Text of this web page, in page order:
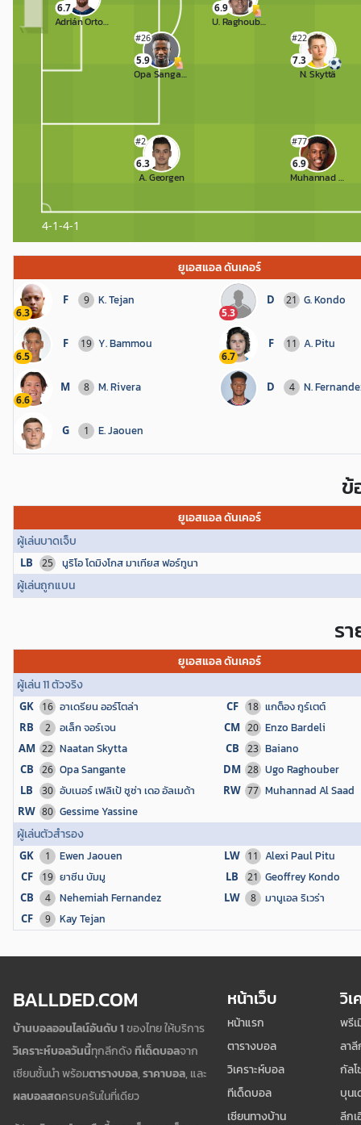
4-1-4-1
Adrián Ortolá
6.7
A. Georgen
#2
6.3
Opa Sanganté
#26
5.9
U. Raghouber
6.9
Muhannad Al Saad
#77
6.9
N. Skyttä
#22
7.3
ยูเอสแอล ดันเคอร์
6.3
F 9 K. Tejan
5.3
D 21 G. Kondo
6.5
F 19 Y. Bammou
6.7
F 11 A. Pitu
6.6
M 8 M. Rivera D 4 N.
G 1 E. Jaouen
ข้
ยูเอสแอล ดันเคอร์
ผู้เล่นบาดเจ็บ
LB 25 นูริโอ โดมิงโกส มาเทียส ฟอร์ทูนา
ผู้เล่นถูกแบน
ร
ยูเอสแอล ดันเคอร์
ผู้เล่น 11 ตัวจริง
GK 16 อาเดรียน ออร์โตล่า CF 18 แกต็อง กูร์เตต์
RB 2 อเล็ก จอร์เจน CM 20 Enzo Bardeli
AM 22 Naatan Skytta CB 23 Baiano
CB 26 Opa Sangante DM 28 Ugo Raghouber
LB 30 อับเนอร์ เฟลิเป้ ซูซ่า เดอ อัลเมด้า RW 77 Muhannad Al Saad
RW 80 Gessime Yassine
ผู้เล่นตัวสำรอง
GK 1 Ewen Jaouen LW 11 Alexi Paul Pitu
CF 19 ยาซีน บัมมู LB 21 Geoffrey Kondo
CB 4 Nehemiah Fernandez LW 8 มานูเอล ริเวร่า
CF 9 Kay Tejan
BALLDED.COM
บ้านบอลออนไลน์อันดับ 1ของไทย ให้บริการ
วิเคราะห์บอลวันนี้ทุกลีกดังทีเด็ดบอลจาก
เซียนชั้นนำ พร้อมตารางบอล,ราคาบอล, และ
ผลบอลสดครบครันในที่เดียว
หน้าเว็บ
หน้าแรก
ตารางบอล
วิเคราะห์บอล
ทีเด็ดบอล
เซียนทางบ้าน
วิเ
พรี
ลาลี
กัลโ
บุน
ลีก